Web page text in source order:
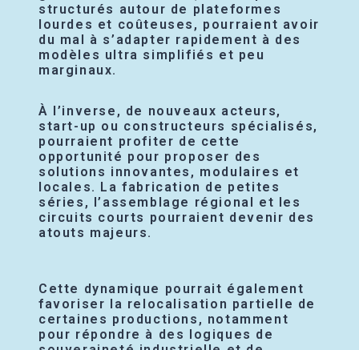
structurés autour de plateformes
lourdes et coûteuses, pourraient avoir
du mal à s’adapter rapidement à des
modèles ultra simplifiés et peu
marginaux.
À l’inverse, de nouveaux acteurs,
start-up ou constructeurs spécialisés,
pourraient profiter de cette
opportunité pour proposer des
solutions innovantes, modulaires et
locales. La fabrication de petites
séries, l’assemblage régional et les
circuits courts pourraient devenir des
atouts majeurs.
Cette dynamique pourrait également
favoriser la relocalisation partielle de
certaines productions, notamment
pour répondre à des logiques de